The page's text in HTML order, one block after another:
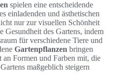
spielen eine entscheidende
einladenden und ästhetischen
nur zur visuellen Schönheit
Gesundheit des Gartens, indem
für verschiedene Tiere und
Gartenpflanzen bringen
Formen und Farben mit, die
maßgeblich steigern